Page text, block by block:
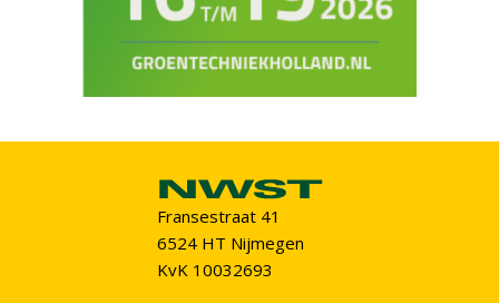
Fransestraat 41
6524 HT Nijmegen
KvK 10032693